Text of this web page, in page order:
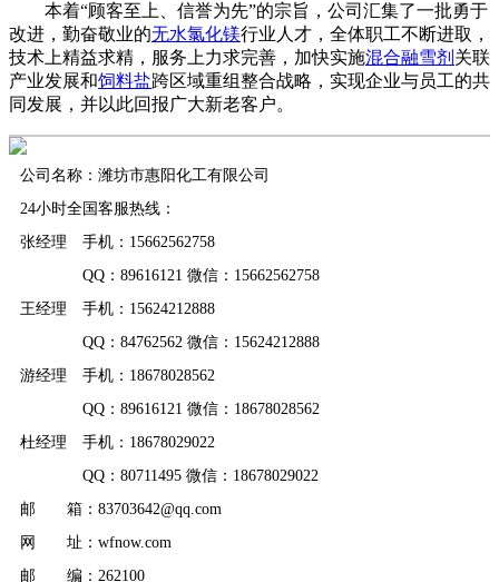
本着“顾客至上、信誉为先”的宗旨，公司汇集了一批勇于
改进，勤奋敬业的无水氯化镁行业人才，全体职工不断进取，
技术上精益求精，服务上力求完善，加快实施混合融雪剂 关联
产业发展和饲料盐跨区域重组整合战略，实现企业与员工的共
同发展，并以此回报广大新老客户。
公司名称：潍坊市惠阳化工有限公司
24小时全国客服热线：
张经理 手机：15662562758
QQ：89616121 微信：15662562758
王经理 手机：15624212888
QQ：84762562 微信：15624212888
游经理 手机：18678028562
QQ：89616121 微信：18678028562
杜经理 手机：18678029022
QQ：80711495 微信：18678029022
邮 箱：83703642@qq.com
网 址：wfnow.com
邮 编：262100